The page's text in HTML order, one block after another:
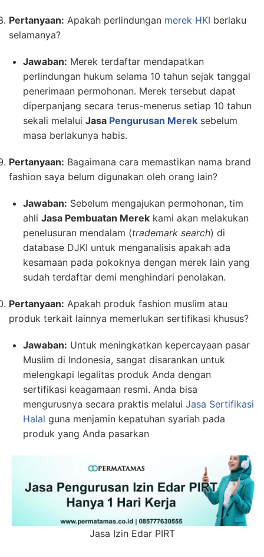
Pertanyaan: Apakah perlindungan merek HKI berlaku
selamanya?
Jawaban: Merek terdaftar mendapatkan
perlindungan hukum selama 10 tahun sejak tanggal
penerimaan permohonan. Merek tersebut dapat
diperpanjang secara terus-menerus setiap 10 tahun
sekali melalui Jasa Pengurusan Merek sebelum
masa berlakunya habis.
Pertanyaan: Bagaimana cara memastikan nama brand
fashion saya belum digunakan oleh orang lain?
Jawaban: Sebelum mengajukan permohonan, tim
ahli Jasa Pembuatan Merek kami akan melakukan
penelusuran mendalam (trademark search) di
database DJKI untuk menganalisis apakah ada
kesamaan pada pokoknya dengan merek lain yang
sudah terdaftar demi menghindari penolakan.
Pertanyaan: Apakah produk fashion muslim atau
produk terkait lainnya memerlukan sertifikasi khusus?
Jawaban: Untuk meningkatkan kepercayaan pasar
Muslim di Indonesia, sangat disarankan untuk
melengkapi legalitas produk Anda dengan
sertifikasi keagamaan resmi. Anda bisa
mengurusnya secara praktis melalui Jasa Sertifikasi
Halal guna menjamin kepatuhan syariah pada
produk yang Anda pasarkan
Jasa Izin Edar PIRT